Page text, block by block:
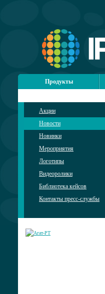
Продукты
Акции
Новости
Новинки
Мероприятия
Логотипы
Видеоролики
Библиотека кейсов
Контакты пресс-службы